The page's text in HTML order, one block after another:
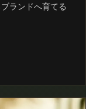
ランドへ育てる